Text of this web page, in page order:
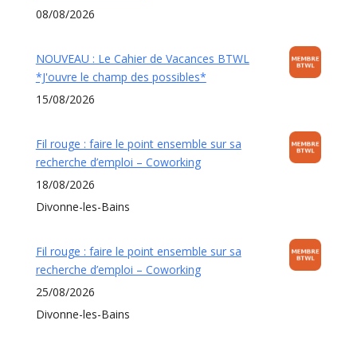
08/08/2026
NOUVEAU : Le Cahier de Vacances BTWL
*J'ouvre le champ des possibles*
15/08/2026
Fil rouge : faire le point ensemble sur sa
recherche d’emploi – Coworking
18/08/2026
Divonne-les-Bains
Fil rouge : faire le point ensemble sur sa
recherche d’emploi – Coworking
25/08/2026
Divonne-les-Bains